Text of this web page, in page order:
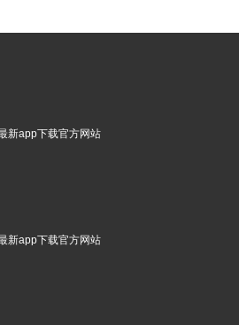
新app下载官方网站
新app下载官方网站